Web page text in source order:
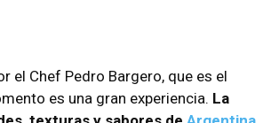
el Chef Pedro Bargero, que es el
es una gran experiencia. La